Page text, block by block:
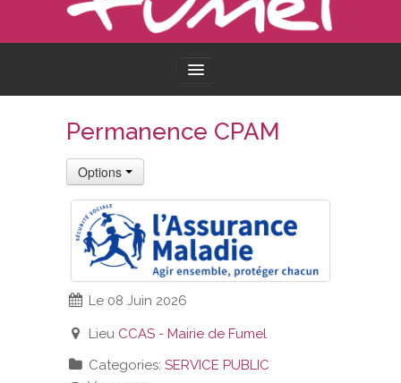
VOTRE VILLE
VOTRE MAIRIE
VOS DEMARCHES
VIE SCOLAIRE
Permanence CPAM
Options
Le 08 Juin 2026
Lieu CCAS - Mairie de Fumel
Categories: SERVICE PUBLIC